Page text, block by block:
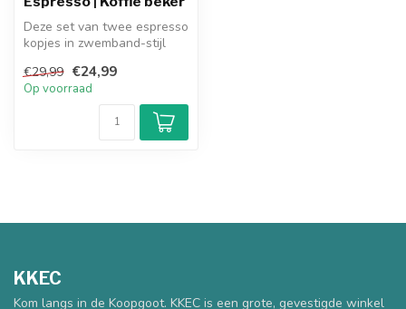
Deze set van twee espresso
kopjes in zwemband-stijl
€29,99 €24,99
Op voorraad
KKEC
Kom langs in de Koopgoot. KKEC is een grote, gevestigde winkel